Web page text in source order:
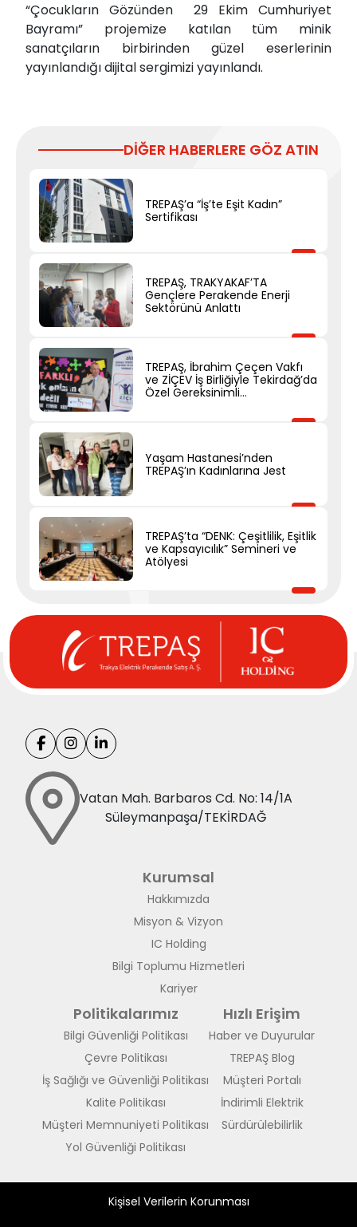
“Çocukların Gözünden 29 Ekim Cumhuriyet
Bayramı” projemize katılan tüm minik
sanatçıların birbirinden güzel eserlerinin
yayınlandığı dijital sergimizi yayınlandı.
DİĞER HABERLERE GÖZ ATIN
TREPAŞ’a “İş’te Eşit Kadın”
Sertifikası
TREPAŞ, TRAKYAKAF’TA
Gençlere Perakende Enerji
Sektörünü Anlattı
TREPAŞ, İbrahim Çeçen Vakfı
ve ZİÇEV İş Birliğiyle Tekirdağ’da
Özel Gereksinimli…
Yaşam Hastanesi’nden
TREPAŞ’ın Kadınlarına Jest
TREPAŞ’ta “DENK: Çeşitlilik, Eşitlik
ve Kapsayıcılık” Semineri ve
Atölyesi
Vatan Mah. Barbaros Cd. No: 14/1A
Süleymanpaşa/TEKİRDAĞ
Kurumsal
Hakkımızda
Misyon & Vizyon
IC Holding
Bilgi Toplumu Hizmetleri
Kariyer
Politikalarımız
Bilgi Güvenliği Politikası
Çevre Politikası
İş Sağlığı ve Güvenliği Politikası
Kalite Politikası
Müşteri Memnuniyeti Politikası
Yol Güvenliği Politikası
Hızlı Erişim
Haber ve Duyurular
TREPAŞ Blog
Müşteri Portalı
İndirimli Elektrik
Sürdürülebilirlik
Kişisel Verilerin Korunması